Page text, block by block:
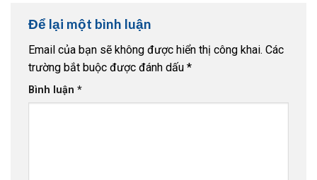
Để lại một bình luận
Email của bạn sẽ không được hiển thị công khai. Các
trường bắt buộc được đánh dấu *
Bình luận *